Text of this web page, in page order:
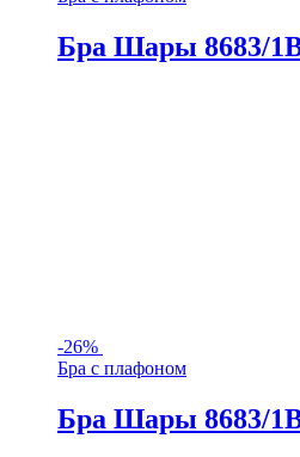
Бра Шары 8683/
-26%
Бра с плафоном
Бра Шары 8683/